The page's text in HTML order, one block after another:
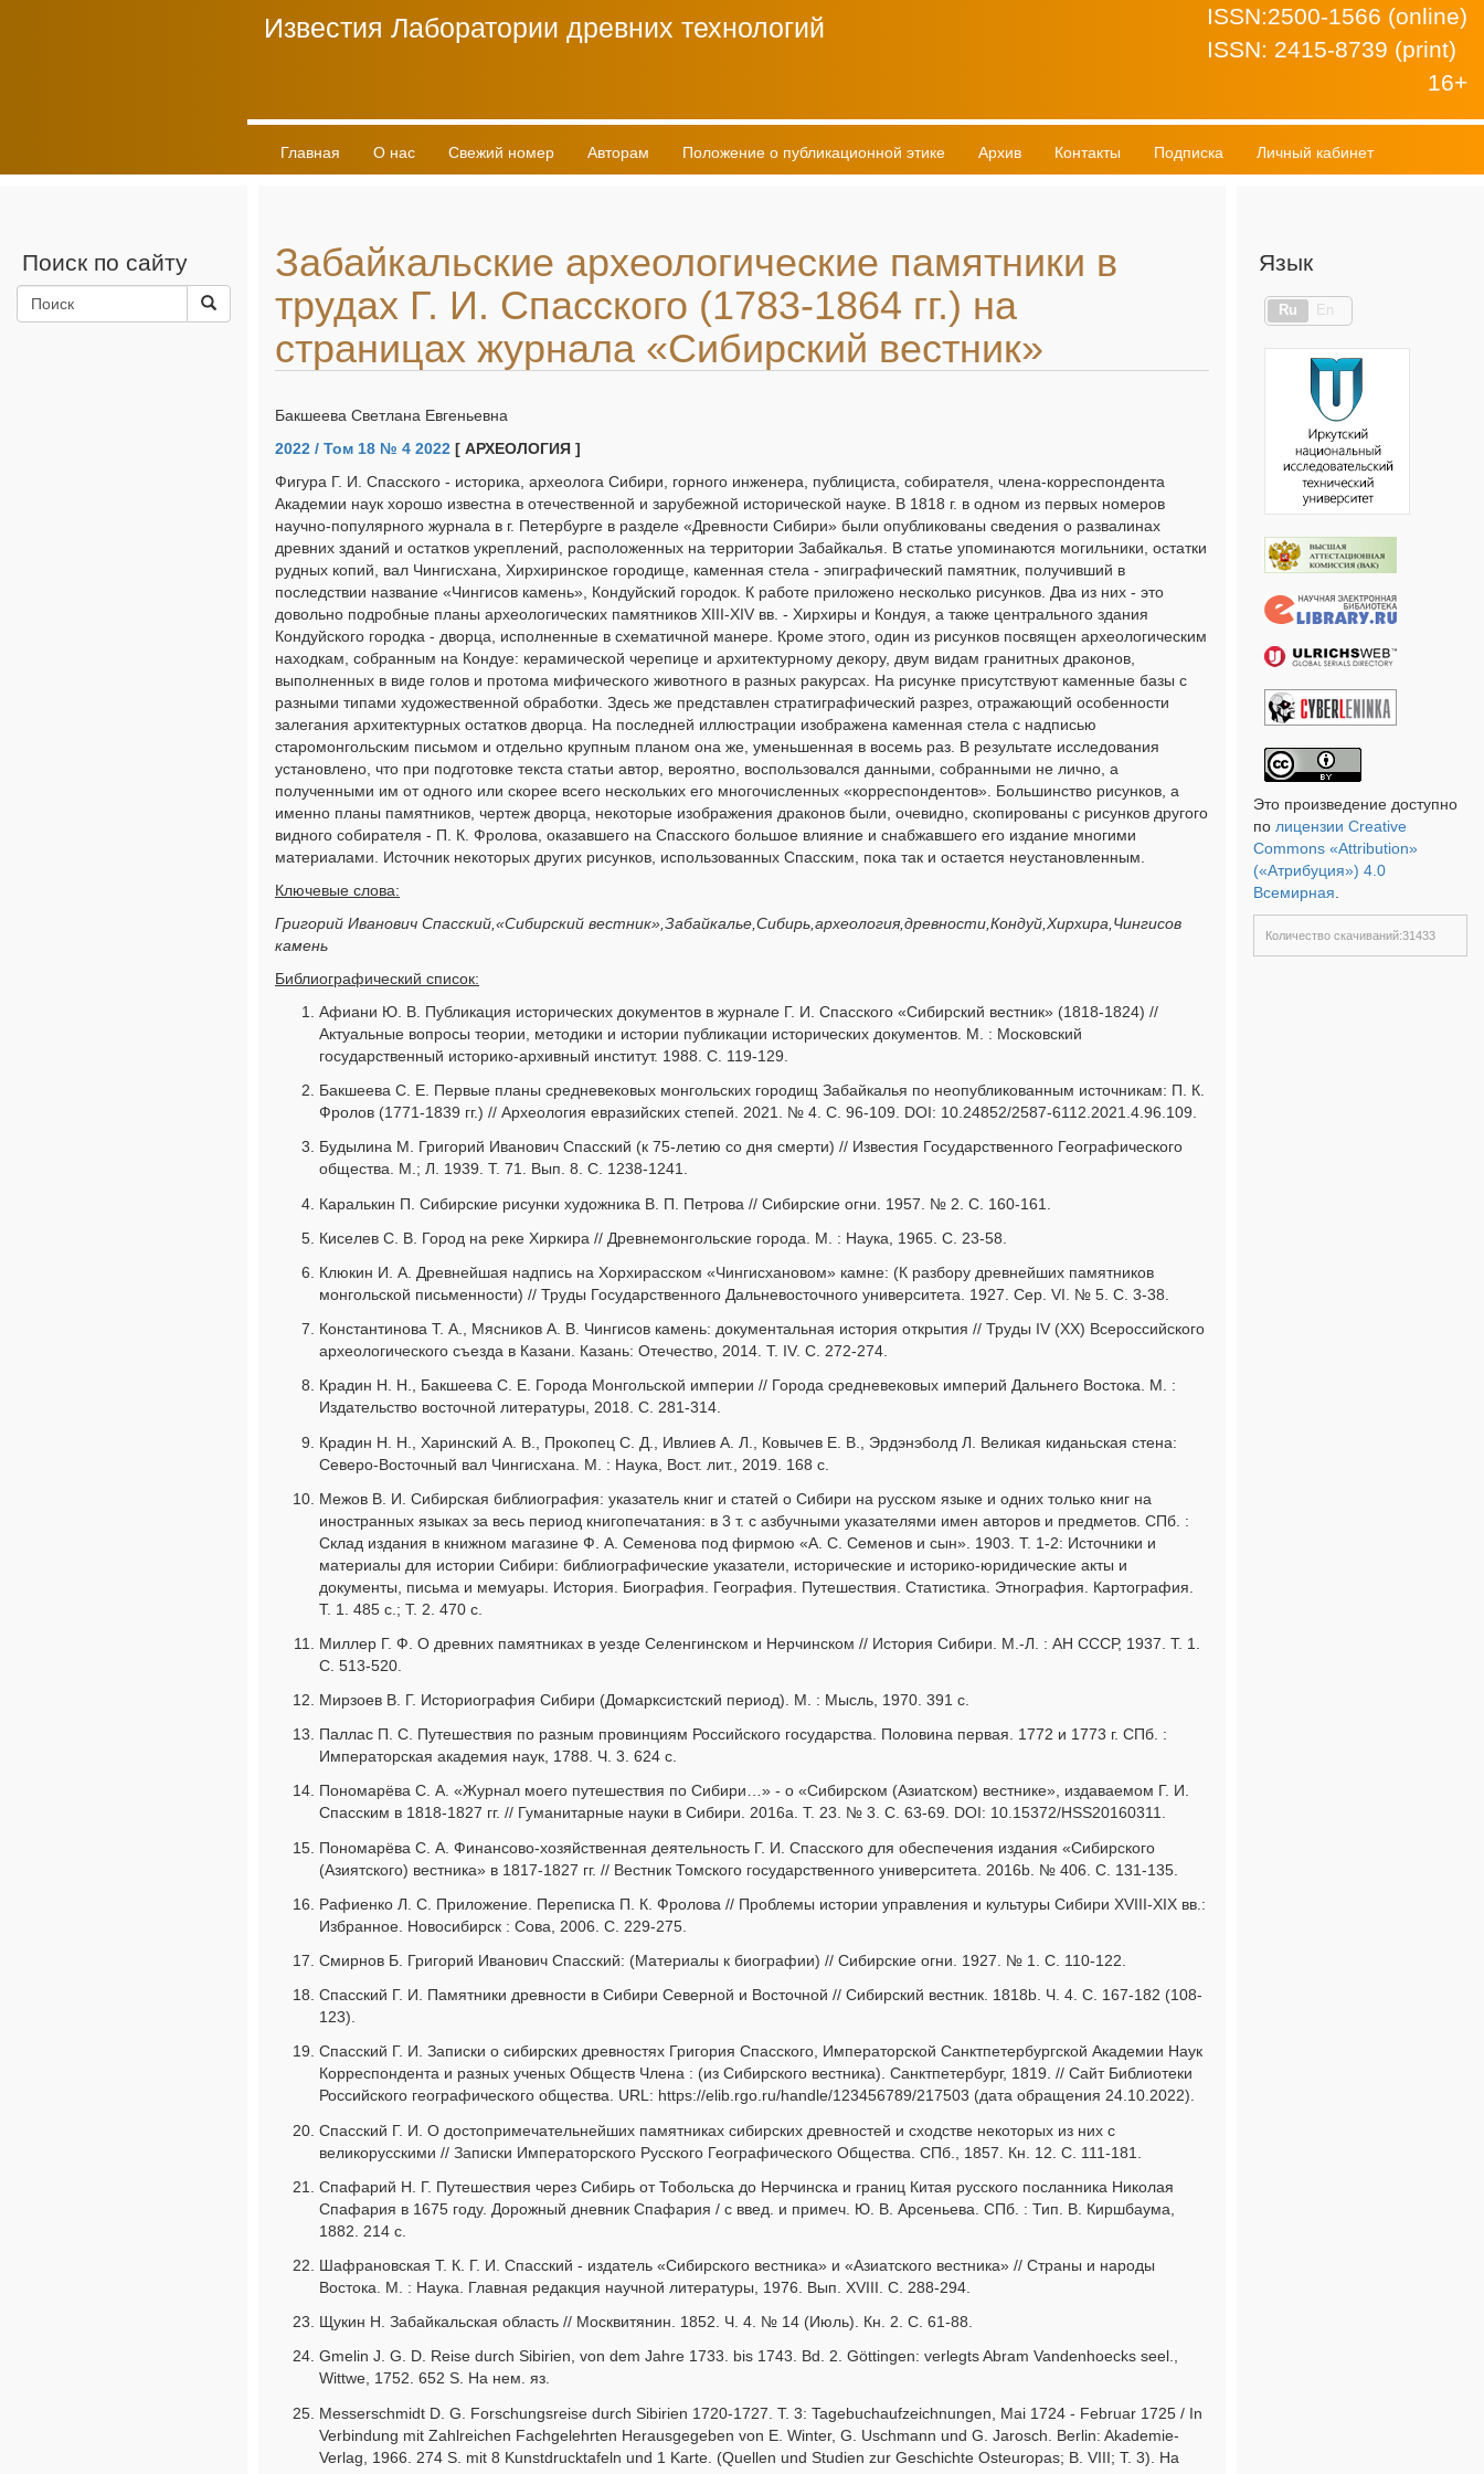
ISSN:2500-1566 (online)
ISSN: 2415-8739 (print)
16+
Известия Лаборатории древних технологий
Главная О нас Свежий номер Авторам Положение о публикационной этике Архив Контакты Подписка Личный кабинет
Поиск по сайту
Забайкальские археологические памятники в
трудах Г. И. Спасского (1783-1864 гг.) на
страницах журнала «Сибирский вестник»
Бакшеева Светлана Евгеньевна
2022 / Том 18 № 4 2022 [ АРХЕОЛОГИЯ ]
Фигура Г. И. Спасского - историка, археолога Сибири, горного инженера, публициста, собирателя, члена-корреспондента
Академии наук хорошо известна в отечественной и зарубежной исторической науке. В 1818 г. в одном из первых номеров
научно-популярного журнала в г. Петербурге в разделе «Древности Сибири» были опубликованы сведения о развалинах
древних зданий и остатков укреплений, расположенных на территории Забайкалья. В статье упоминаются могильники, остатки
рудных копий, вал Чингисхана, Хирхиринское городище, каменная стела - эпиграфический памятник, получивший в
последствии название «Чингисов камень», Кондуйский городок. К работе приложено несколько рисунков. Два из них - это
довольно подробные планы археологических памятников XIII-XIV вв. - Хирхиры и Кондуя, а также центрального здания
Кондуйского городка - дворца, исполненные в схематичной манере. Кроме этого, один из рисунков посвящен археологическим
находкам, собранным на Кондуе: керамической черепице и архитектурному декору, двум видам гранитных драконов,
выполненных в виде голов и протома мифического животного в разных ракурсах. На рисунке присутствуют каменные базы с
разными типами художественной обработки. Здесь же представлен стратиграфический разрез, отражающий особенности
залегания архитектурных остатков дворца. На последней иллюстрации изображена каменная стела с надписью
старомонгольским письмом и отдельно крупным планом она же, уменьшенная в восемь раз. В результате исследования
установлено, что при подготовке текста статьи автор, вероятно, воспользовался данными, собранными не лично, а
полученными им от одного или скорее всего нескольких его многочисленных «корреспондентов». Большинство рисунков, а
именно планы памятников, чертеж дворца, некоторые изображения драконов были, очевидно, скопированы с рисунков другого
видного собирателя - П. К. Фролова, оказавшего на Спасского большое влияние и снабжавшего его издание многими
материалами. Источник некоторых других рисунков, использованных Спасским, пока так и остается неустановленным.
Ключевые слова:
Григорий Иванович Спасский,«Сибирский вестник»,Забайкалье,Сибирь,археология,древности,Кондуй,Хирхира,Чингисов
камень
Библиографический список:
Афиани Ю. В. Публикация исторических документов в журнале Г. И. Спасского «Сибирский вестник» (1818-1824) //
Актуальные вопросы теории, методики и истории публикации исторических документов. М. : Московский
государственный историко-архивный институт. 1988. С. 119-129.
Бакшеева С. Е. Первые планы средневековых монгольских городищ Забайкалья по неопубликованным источникам: П. К.
Фролов (1771-1839 гг.) // Археология евразийских степей. 2021. № 4. С. 96-109. DOI: 10.24852/2587-6112.2021.4.96.109.
Будылина М. Григорий Иванович Спасский (к 75-летию со дня смерти) // Известия Государственного Географического
общества. М.; Л. 1939. Т. 71. Вып. 8. С. 1238-1241.
Каралькин П. Сибирские рисунки художника В. П. Петрова // Сибирские огни. 1957. № 2. С. 160-161.
Киселев С. В. Город на реке Хиркира // Древнемонгольские города. М. : Наука, 1965. С. 23-58.
Клюкин И. А. Древнейшая надпись на Хорхирасском «Чингисхановом» камне: (К разбору древнейших памятников
монгольской письменности) // Труды Государственного Дальневосточного университета. 1927. Сер. VI. № 5. С. 3-38.
Константинова Т. А., Мясников А. В. Чингисов камень: документальная история открытия // Труды IV (XX) Всероссийского
археологического съезда в Казани. Казань: Отечество, 2014. Т. IV. С. 272-274.
Крадин Н. Н., Бакшеева С. Е. Города Монгольской империи // Города средневековых империй Дальнего Востока. М. :
Издательство восточной литературы, 2018. С. 281-314.
Крадин Н. Н., Харинский А. В., Прокопец С. Д., Ивлиев А. Л., Ковычев Е. В., Эрдэнэболд Л. Великая киданьская стена:
Северо-Восточный вал Чингисхана. М. : Наука, Вост. лит., 2019. 168 с.
Межов В. И. Сибирская библиография: указатель книг и статей о Сибири на русском языке и одних только книг на
иностранных языках за весь период книгопечатания: в 3 т. с азбучными указателями имен авторов и предметов. СПб. :
Склад издания в книжном магазине Ф. А. Семенова под фирмою «А. С. Семенов и сын». 1903. Т. 1-2: Источники и
материалы для истории Сибири: библиографические указатели, исторические и историко-юридические акты и
документы, письма и мемуары. История. Биография. География. Путешествия. Статистика. Этнография. Картография.
Т. 1. 485 с.; Т. 2. 470 с.
Миллер Г. Ф. О древних памятниках в уезде Селенгинском и Нерчинском // История Сибири. М.-Л. : АН СССР, 1937. Т. 1.
С. 513-520.
Мирзоев В. Г. Историография Сибири (Домарксистский период). М. : Мысль, 1970. 391 с.
Паллас П. С. Путешествия по разным провинциям Российского государства. Половина первая. 1772 и 1773 г. СПб. :
Императорская академия наук, 1788. Ч. 3. 624 с.
Пономарёва С. А. «Журнал моего путешествия по Сибири…» - о «Сибирском (Азиатском) вестнике», издаваемом Г. И.
Спасским в 1818-1827 гг. // Гуманитарные науки в Сибири. 2016a. Т. 23. № 3. С. 63-69. DOI: 10.15372/HSS20160311.
Пономарёва С. А. Финансово-хозяйственная деятельность Г. И. Спасского для обеспечения издания «Сибирского
(Азиятского) вестника» в 1817-1827 гг. // Вестник Томского государственного университета. 2016b. № 406. С. 131-135.
Рафиенко Л. С. Приложение. Переписка П. К. Фролова // Проблемы истории управления и культуры Сибири XVIII-XIX вв.:
Избранное. Новосибирск : Сова, 2006. С. 229-275.
Смирнов Б. Григорий Иванович Спасский: (Материалы к биографии) // Сибирские огни. 1927. № 1. С. 110-122.
Спасский Г. И. Памятники древности в Сибири Северной и Восточной // Сибирский вестник. 1818b. Ч. 4. С. 167-182 (108-
123).
Спасский Г. И. Записки о сибирских древностях Григория Спасского, Императорской Санктпетербургской Академии Наук
Корреспондента и разных ученых Обществ Члена : (из Сибирского вестника). Санктпетербург, 1819. // Сайт Библиотеки
Российского географического общества. URL: https://elib.rgo.ru/handle/123456789/217503 (дата обращения 24.10.2022).
Спасский Г. И. О достопримечательнейших памятниках сибирских древностей и сходстве некоторых из них с
великорусскими // Записки Императорского Русского Географического Общества. СПб., 1857. Кн. 12. С. 111-181.
Спафарий Н. Г. Путешествия через Сибирь от Тобольска до Нерчинска и границ Китая русского посланника Николая
Спафария в 1675 году. Дорожный дневник Спафария / с введ. и примеч. Ю. В. Арсеньева. СПб. : Тип. В. Киршбаума,
1882. 214 с.
Шафрановская Т. К. Г. И. Спасский - издатель «Сибирского вестника» и «Азиатского вестника» // Страны и народы
Востока. М. : Наука. Главная редакция научной литературы, 1976. Вып. XVIII. С. 288-294.
Щукин Н. Забайкальская область // Москвитянин. 1852. Ч. 4. № 14 (Июль). Кн. 2. С. 61-88.
Gmelin J. G. D. Reise durch Sibirien, von dem Jahre 1733. bis 1743. Bd. 2. Göttingen: verlegts Abram Vandenhoecks seel.,
Wittwe, 1752. 652 S. На нем. яз.
Messerschmidt D. G. Forschungsreise durch Sibirien 1720-1727. T. 3: Tagebuchaufzeichnungen, Mai 1724 - Februar 1725 / In
Verbindung mit Zahlreichen Fachgelehrten Herausgegeben von E. Winter, G. Uschmann und G. Jarosch. Berlin: Akademie-
Verlag, 1966. 274 S. mit 8 Kunstdrucktafeln und 1 Karte. (Quellen und Studien zur Geschichte Osteuropas; B. VIII; T. 3). На
Язык
Ru En
Это произведение доступно
по лицензии Creative
Commons «Attribution»
(«Атрибуция») 4.0
Всемирная
Количество скачиваний:31433